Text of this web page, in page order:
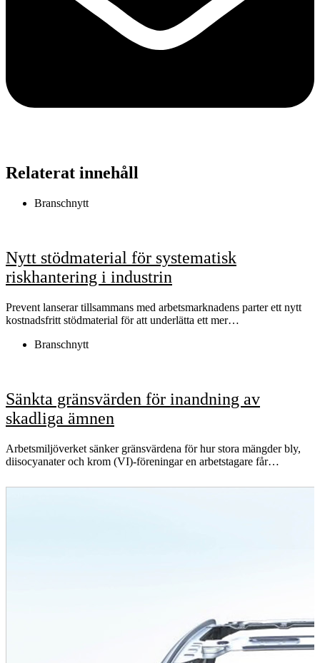
Relaterat innehåll
Branschnytt
Nytt stödmaterial för systematisk
riskhantering i industrin
Prevent lanserar tillsammans med arbetsmarknadens parter ett nytt
kostnadsfritt stödmaterial för att underlätta ett mer…
Branschnytt
Sänkta gränsvärden för inandning av
skadliga ämnen
Arbetsmiljöverket sänker gränsvärdena för hur stora mängder bly,
diisocyanater och krom (VI)-föreningar en arbetstagare får…